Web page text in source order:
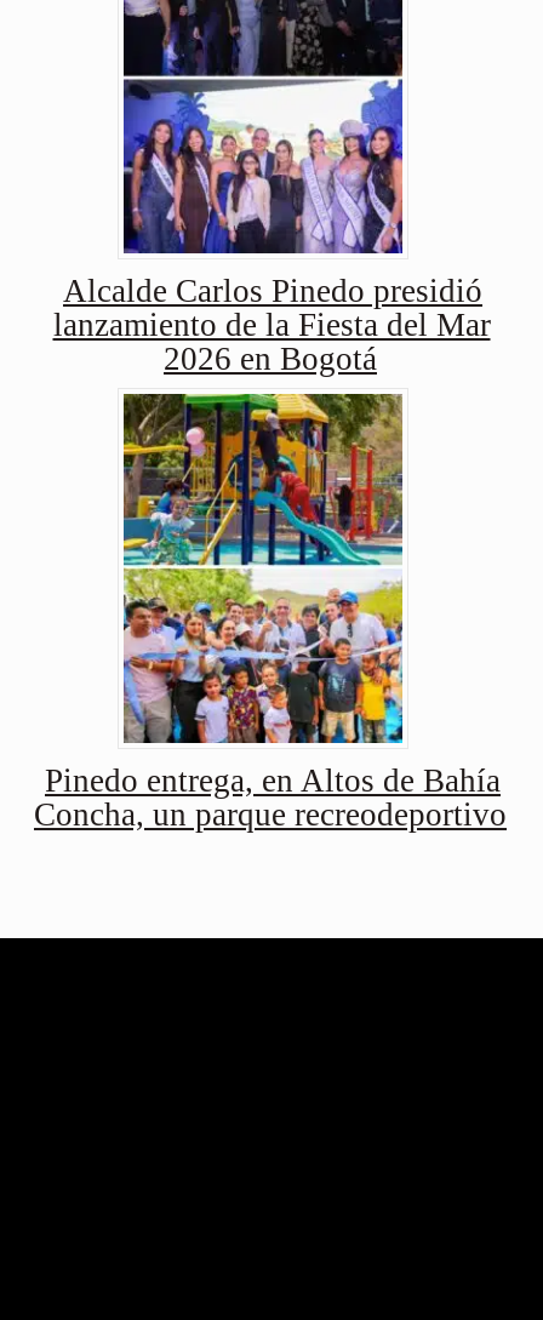
Alcalde Carlos Pinedo presidió
lanzamiento de la Fiesta del Mar
2026 en Bogotá
Pinedo entrega, en Altos de Bahía
Concha, un parque recreodeportivo